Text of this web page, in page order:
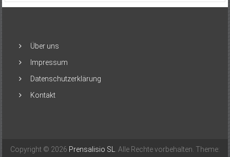
Über uns
Impressum
Datenschutzerklärung
Kontakt
Copyright © 2026 Prensalisio SL. Alle Rechte vorbehalten. Theme: